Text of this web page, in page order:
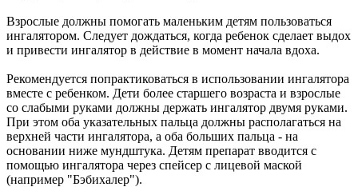
Взрослые должны помогать маленьким детям пользоваться
ингалятором. Следует дождаться, когда ребенок сделает выдох
и привести ингалятор в действие в момент начала вдоха.
Рекомендуется попрактиковаться в использовании ингалятора
вместе с ребенком. Дети более старшего возраста и взрослые
со слабыми руками должны держать ингалятор двумя руками.
При этом оба указательных пальца должны располагаться на
верхней части ингалятора, а оба больших пальца - на
основании ниже мундштука. Детям препарат вводится с
помощью ингалятора через спейсер с лицевой маской
(например "Бэбихалер").